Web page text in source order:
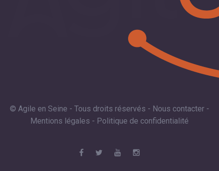
© Agile en Seine - Tous droits réservés - Nous contacter -
Mentions légales - Politique de confidentialité